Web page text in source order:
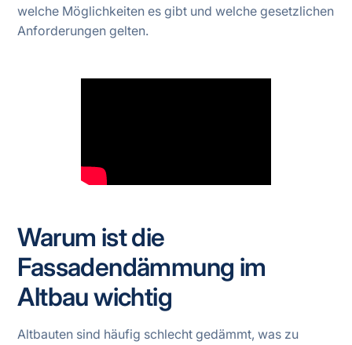
welche Möglichkeiten es gibt und welche gesetzlichen
Anforderungen gelten.
Warum ist die
Fassadendämmung im
Altbau wichtig
Altbauten sind häufig schlecht gedämmt, was zu